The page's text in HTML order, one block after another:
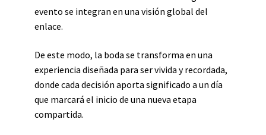
evento se integran en una visión global del
enlace.
De este modo, la boda se transforma en una
experiencia diseñada para ser vivida y recordada,
donde cada decisión aporta significado a un día
que marcará el inicio de una nueva etapa
compartida.